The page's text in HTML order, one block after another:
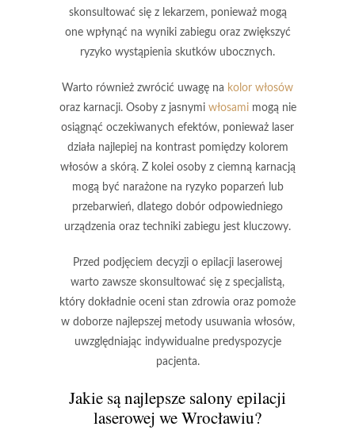
skonsultować się z lekarzem, ponieważ mogą
one wpłynąć na wyniki zabiegu oraz zwiększyć
ryzyko wystąpienia skutków ubocznych.
Warto również zwrócić uwagę na kolor włosów
oraz karnacji. Osoby z jasnymi włosamimogą nie
osiągnąć oczekiwanych efektów, ponieważ laser
działa najlepiej na kontrast pomiędzy kolorem
włosów a skórą. Z kolei osoby z ciemną karnacją
mogą być narażone na ryzyko poparzeń lub
przebarwień, dlatego dobór odpowiedniego
urządzenia oraz techniki zabiegu jest kluczowy.
Przed podjęciem decyzji o epilacji laserowej
warto zawsze skonsultować się z specjalistą,
który dokładnie oceni stan zdrowia oraz pomoże
w doborze najlepszej metody usuwania włosów,
uwzględniając indywidualne predyspozycje
pacjenta.
Jakie są najlepsze salony epilacji
laserowej we Wrocławiu?